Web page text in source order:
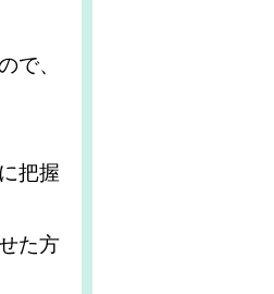
で、
把握
た方